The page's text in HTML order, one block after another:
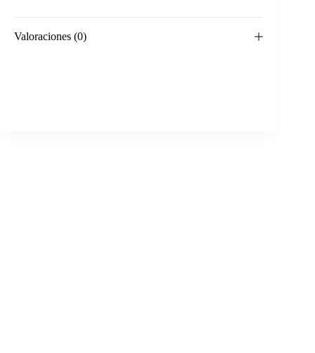
Valoraciones (0)